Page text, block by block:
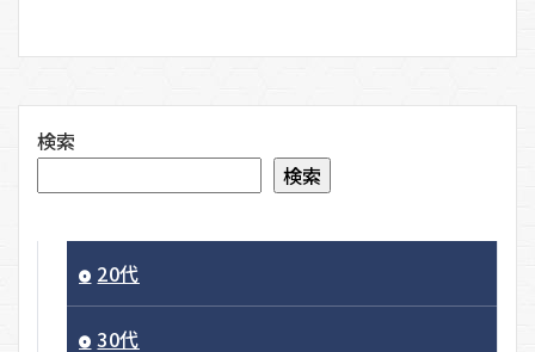
検索
検索
20代
30代